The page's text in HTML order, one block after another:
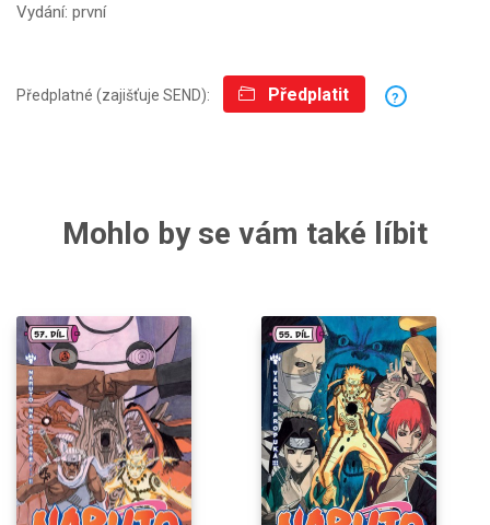
Vydání: první
Předplatné (zajišťuje SEND): Předplatit ?
Mohlo by se vám také líbit